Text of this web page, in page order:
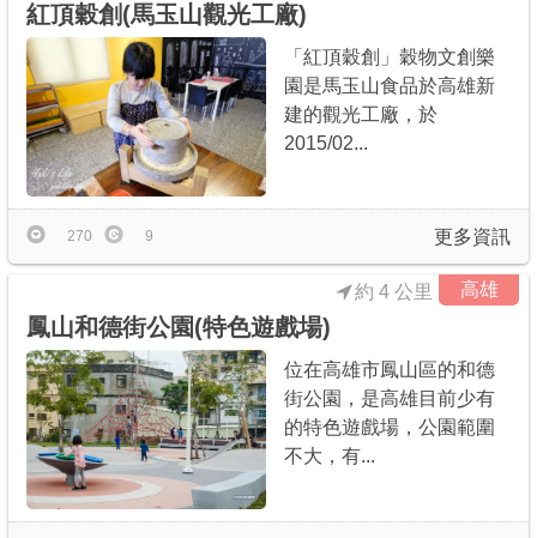
紅頂穀創(馬玉山觀光工廠)
「紅頂穀創」穀物文創樂
園是馬玉山食品於高雄新
建的觀光工廠，於
2015/02...
更多資訊
270 9
高雄
鳳山和德街公園(特色遊戲場)
約 4 公里
位在高雄市鳳山區的和德
街公園，是高雄目前少有
的特色遊戲場，公園範圍
不大，有...